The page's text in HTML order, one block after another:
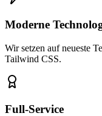
Moderne
Wir setzen auf neueste
Tailwind CSS.
Full-Service